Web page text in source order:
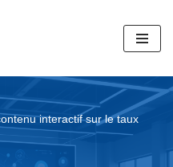
interactif sur le taux